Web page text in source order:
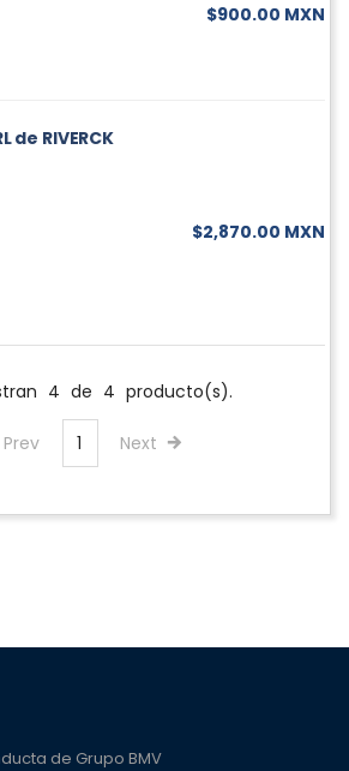
$900.00 MXN
de RIVERCK
$2,870.00 MXN
4 de 4 producto(s).
Prev 1 Next
de Grupo BMV